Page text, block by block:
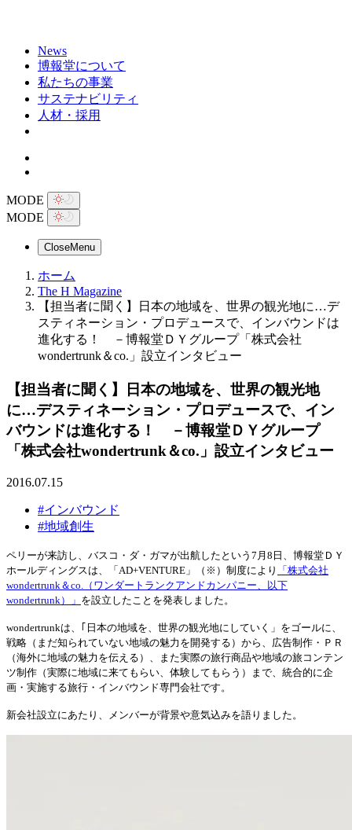
News
博報堂について
私たちの事業
サステナビリティ
人材・採用
MODE
MODE
CloseMenu
ホーム
The H Magazine
【担当者に聞く】日本の地域を、世界の観光地に…デ
スティネーション・プロデュースで、インバウンドは
進化する！ －博報堂ＤＹグループ「株式会社
wondertrunk＆co.」設立インタビュー
【担当者に聞く】日本の地域を、世界の観光地
に…デスティネーション・プロデュースで、イン
バウンドは進化する！ －博報堂ＤＹグループ
「株式会社wondertrunk＆co.」設立インタビュー
2016.07.15
#インバウンド
#地域創生
ペリーが来訪し、バスコ・ダ・ガマが出航したという7月8日、博報堂ＤＹ
ホールディングスは、「AD+VENTURE」（※）制度により
「株式会社
wondertrunk＆co.（ワンダートランクアンドカンパニー、以下
wondertrunk）」 を設立したことを発表しました。
wondertrunkは、｢日本の地域を、世界の観光地にしていく」をゴールに、
戦略（まだ知られていない地域の魅力を開発する）から、広告制作・ＰＲ
（海外に地域の魅力を伝える）、また実際の旅行商品や地域の旅コンテン
ツ制作（実際に地域に来てもらい、体験してもらう）まで、統合的に企
画・実施する旅行・インバウンド専門会社です。
新会社設立にあたり、メンバーが背景や意気込みを語りました。